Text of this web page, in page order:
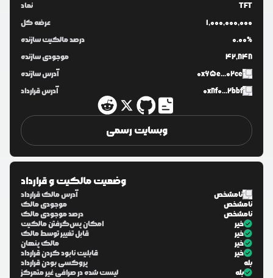
نماد
TFT
عرضه کل
1,000,000,000
درصد مالکیت سازنده
0.00%
موجودی سازنده
42,848
آدرس سازنده
0x65e...02ce
آدرس قرارداد
0x8f0...2bbf
وبسایت رسمی
وضعیت مالکیت و قرارداد
آدرس مالک قرارداد
نامشخص
موجودی مالک
نامشخص
درصد موجودی مالک
نامشخص
امکان پس‌گرفتن مالکیت
خیر
قابل تغییر توسط مالک
خیر
مالک پنهان
خیر
قابلیت نابود کردن قرارداد
خیر
پروکسی بودن قرارداد
بله
لیست شده در صرافی غیر متمرکز
بله